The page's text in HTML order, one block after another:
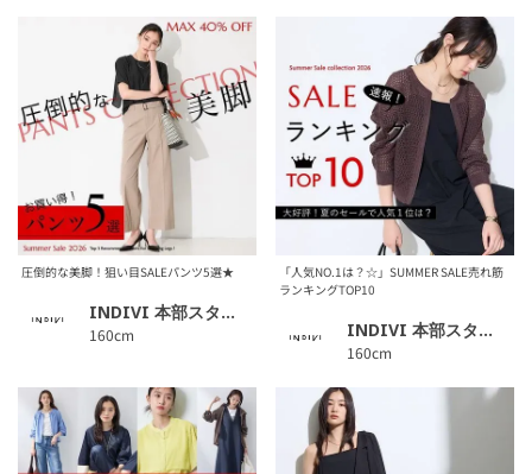
圧倒的な美脚！狙い目SALEパンツ5選★
INDIVI 本部スタッフ
160cm
「人気NO.1は？☆」SUMMER SALE売れ筋
ランキングTOP10
INDIVI 本部スタッフ
160cm